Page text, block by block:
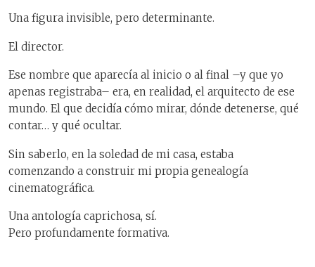
Una figura invisible, pero determinante.
El director.
Ese nombre que aparecía al inicio o al final –y que yo
apenas registraba– era, en realidad, el arquitecto de ese
mundo. El que decidía cómo mirar, dónde detenerse, qué
contar… y qué ocultar.
Sin saberlo, en la soledad de mi casa, estaba
comenzando a construir mi propia genealogía
cinematográfica.
Una antología caprichosa, sí.
Pero profundamente formativa.